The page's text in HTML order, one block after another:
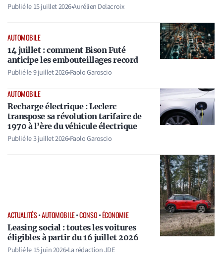
Publié le15 juillet 2026•Aurélien Delacroix
AUTOMOBILE
14 juillet : comment Bison Futé
anticipe les embouteillages record
Publié le9 juillet 2026•Paolo Garoscio
AUTOMOBILE
Recharge électrique : Leclerc
transpose sa révolution tarifaire de
1970 à l’ère du véhicule électrique
Publié le3 juillet 2026•Paolo Garoscio
ACTUALITÉS•AUTOMOBILE•CONSO•ÉCONOMIE
Leasing social : toutes les voitures
éligibles à partir du 16 juillet 2026
Publié le15 juin 2026•La rédaction JDE